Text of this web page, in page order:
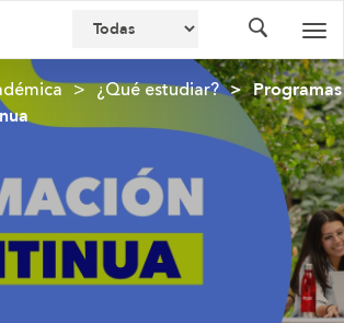
¿Qué estudiar?
Programas